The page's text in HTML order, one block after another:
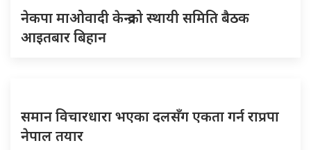
नेकपा माओवादी केन्द्रको स्थायी समिति बैठक
आइतबार बिहान
समान विचारधारा भएका दलसँग एकता गर्न राप्रपा
नेपाल तयार